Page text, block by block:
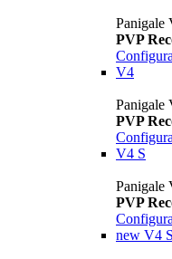
Panigale
PVP
V4
Panigale
PVP
V4 S
Panigale
PVP
new V4